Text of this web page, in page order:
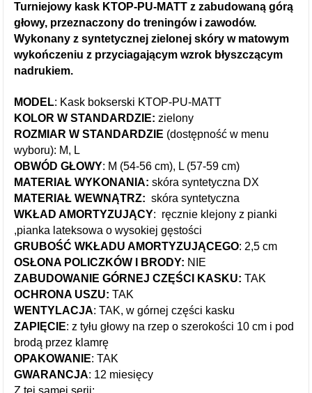
Turniejowy kask KTOP-PU-MATT z zabudowaną górą
głowy, przeznaczony do treningów i zawodów.
Wykonany z syntetycznej zielonej skóry w matowym
wykończeniu z przyciagającym wzrok błyszczącym
nadrukiem.
MODEL: Kask bokserski KTOP-PU-MATT
KOLOR W STANDARDZIE: zielony
ROZMIAR W STANDARDZIE (dostępność w menu
wyboru): M, L
OBWÓD GŁOWY: M (54-56 cm), L (57-59 cm)
MATERIAŁ WYKONANIA: skóra syntetyczna DX
MATERIAŁ WEWNĄTRZ: skóra syntetyczna
WKŁAD AMORTYZUJĄCY: ręcznie klejony z pianki
,pianka lateksowa o wysokiej gęstości
GRUBOŚĆ WKŁADU AMORTYZUJĄCEGO: 2,5 cm
OSŁONA POLICZKÓW I BRODY: NIE
ZABUDOWANIE GÓRNEJ CZĘŚCI KASKU: TAK
OCHRONA USZU:TAK
WENTYLACJA: TAK, w górnej części kasku
ZAPIĘCIE: z tyłu głowy na rzep o szerokości 10 cm i pod
brodą przez klamrę
OPAKOWANIE: TAK
GWARANCJA: 12 miesięcy
Z tej samej serii: